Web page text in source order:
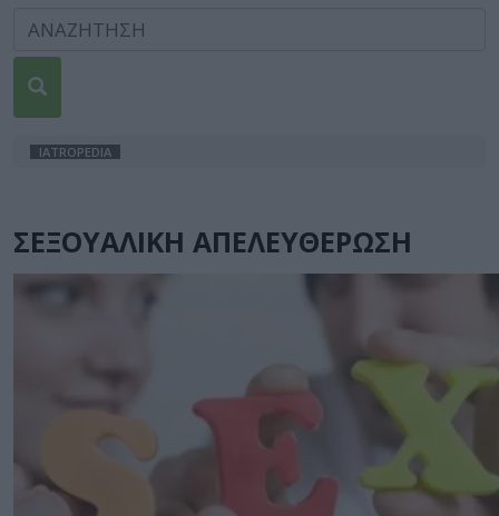
IATROPEDIA
ΣΕΞΟΥΑΛΙΚΗ ΑΠΕΛΕΥΘΕΡΩΣΗ